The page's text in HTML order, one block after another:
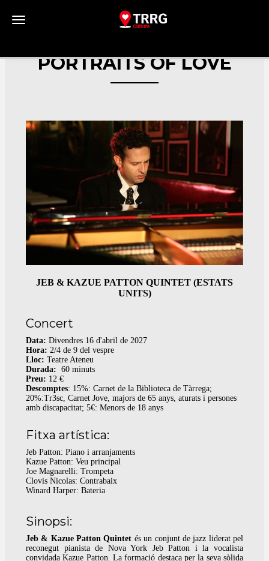
Toggle navigation
PORTRAITS OF LOVE
JEB & KAZUE PATTON QUINTET (ESTATS
UNITS)
Concert
Data: Divendres 16 d'abril de 2027
Hora: 2/4 de 9 del vespre
Lloc: Teatre Ateneu
Durada: 60 minuts
Preu: 12 €
Descomptes: 15%: Carnet de la Biblioteca de Tàrrega;
20%:Tr3sc, Carnet Jove, majors de 65 anys, aturats i persones
amb discapacitat; 5€: Menors de 18 anys
Fitxa artística:
Jeb Patton: Piano i arranjaments
Kazue Patton: Veu principal
Joe Magnarelli: Trompeta
Clovis Nicolas: Contrabaix
Winard Harper: Bateria
Sinopsi:
Jeb & Kazue Patton Quintet és un conjunt de jazz liderat pel
reconegut pianista de Nova York Jeb Patton i la vocalista
convidada Kazue Patton. La formació destaca per la seva sòlida